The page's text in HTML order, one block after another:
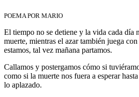
POEMA POR MARIO
Enero 28, 2021
El tiempo no se detiene y la vida cada día
muerte, mientras el azar también juega
estamos, tal vez mañana partamos.
Callamos y postergamos cómo si
como si la muerte nos fuera a esperar
lo aplazado.